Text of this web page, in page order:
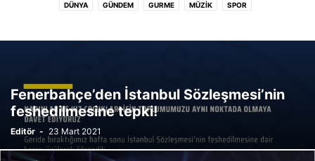
DÜNYA GÜNDEM GURME MÜZIK SPOR
Fenerbahçe’den İstanbul Sözleşmesi’nin
feshedilmesine tepki!
Editör - 23 Mart 2021